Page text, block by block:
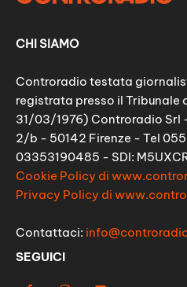
CHI SIAMO
Controradio testata
registrata presso il Tribunale
31/03/1976) Controradio Srl
2/b - 50142 Firenze - Tel
03353190485 - SDI:
Cookie Policy di
Privacy Policy di
Contattaci:
SEGUICI